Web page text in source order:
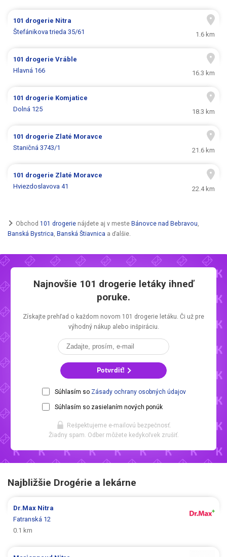
101 drogerie Nitra
Štefánikova trieda 35/61
1.6 km
101 drogerieVráble
Hlavná 166
16.3 km
101 drogerie Komjatice
Dolná 125
18.3 km
101 drogerie Zlaté Moravce
Staničná 3743/1
21.6 km
101 drogerie Zlaté Moravce
Hviezdoslavova 41
22.4 km
Obchod 101 drogerie nájdete aj v meste Bánovce nad Bebravou
Banská Bystrica, Banská Štiavnica a ďalšie.
Najnovšie 101 drogerie letákyihneď
poruke.
Získajte prehľad o každom novom 101 drogerie letáku. Či už pre
výhodný nákup alebo inšpiráciu.
Potvrdiť!
Súhlasím so Zásady ochrany osobných údajov
Súhlasím so zasielaním nových ponúk
Rešpektujeme e-mailovú bezpečnosť.
Žiadny spam. Odber môžete kedykoľvek zrušiť.
Najbližšie Drogérie a lekárne
Dr.Max Nitra
Fatranská 12
0.1 km